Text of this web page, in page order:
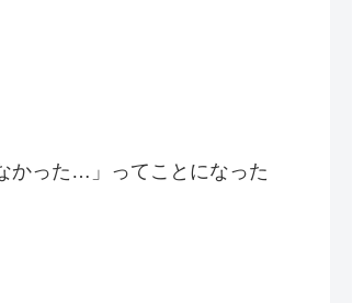
かった…」ってことになった